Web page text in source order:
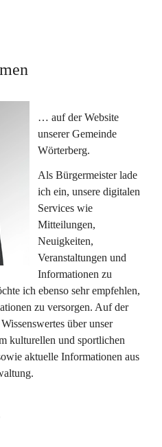
… auf der Website
unserer Gemeinde
Wörterberg.
Als Bürgermeister lade
ich ein, unsere digitalen
Services wie
Mitteilungen,
Neuigkeiten,
Veranstaltungen und
Informationen zu
ich ebenso sehr empfehlen,
zu versorgen. Auf der
über unser
kulturellen und sportlichen
aktuelle Informationen aus